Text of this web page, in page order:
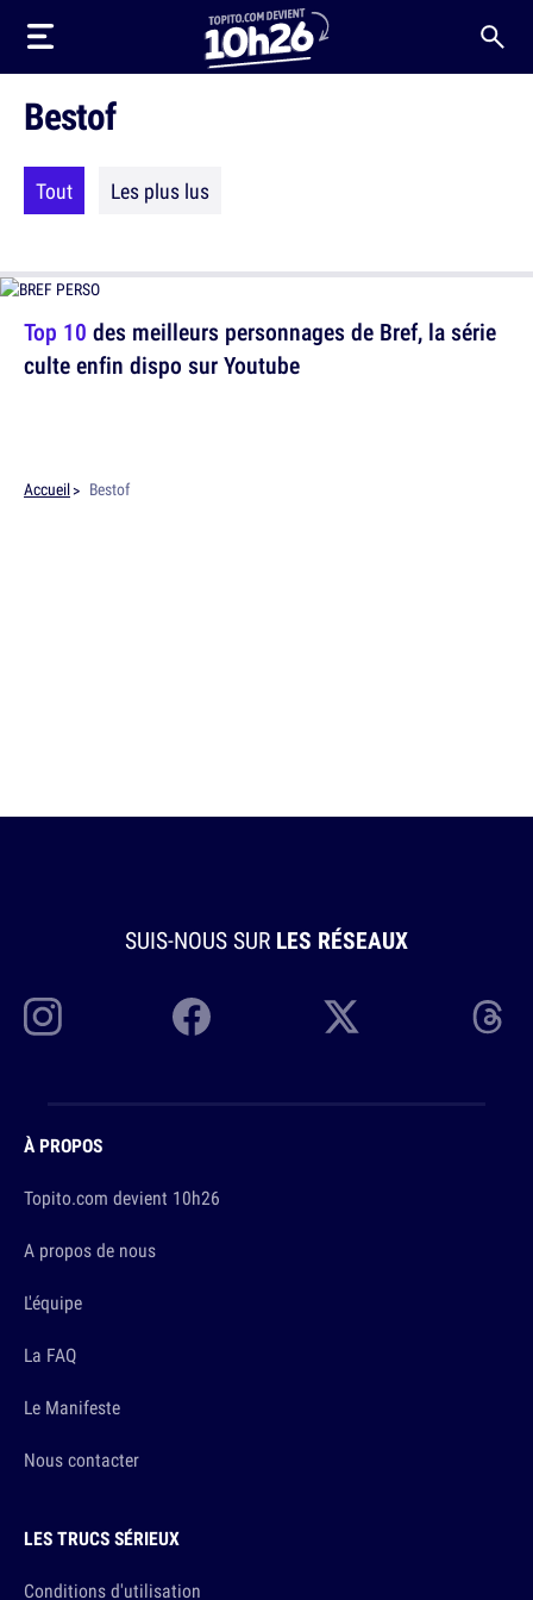
Bestof
Tout Les plus lus
Top 10 des meilleurs personnages de Bref, la série
culte enfin dispo sur Youtube
Accueil Bestof
SUIS-NOUS SUR LES RÉSEAUX
À PROPOS
Topito.com devient 10h26
A propos de nous
L'équipe
La FAQ
Le Manifeste
Nous contacter
LES TRUCS SÉRIEUX
Conditions d'utilisation